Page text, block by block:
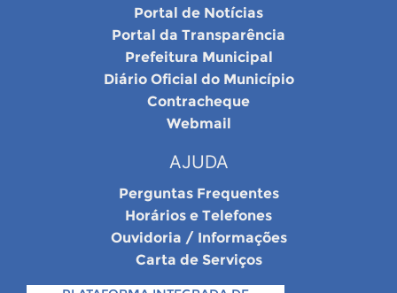
Portal de Notícias
Portal da Transparência
Prefeitura Municipal
Diário Oficial do Município
Contracheque
Webmail
AJUDA
Perguntas Frequentes
Horários e Telefones
Ouvidoria / Informações
Carta de Serviços